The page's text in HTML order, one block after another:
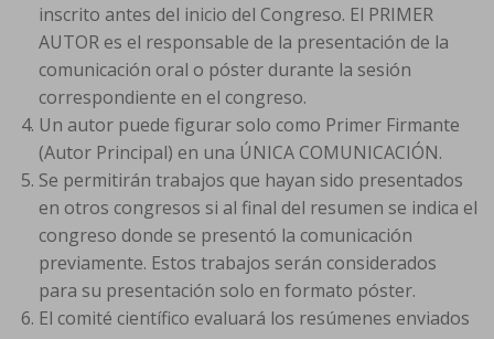
inscrito antes del inicio del Congreso. El PRIMER
AUTOR es el responsable de la presentación de la
comunicación oral o póster durante la sesión
correspondiente en el congreso.
Un autor puede figurar solo como Primer Firmante
(Autor Principal) en una ÚNICA COMUNICACIÓN.
Se permitirán trabajos que hayan sido presentados
en otros congresos si al final del resumen se indica el
congreso donde se presentó la comunicación
previamente. Estos trabajos serán considerados
para su presentación solo en formato póster.
El comité científico evaluará los resúmenes enviados